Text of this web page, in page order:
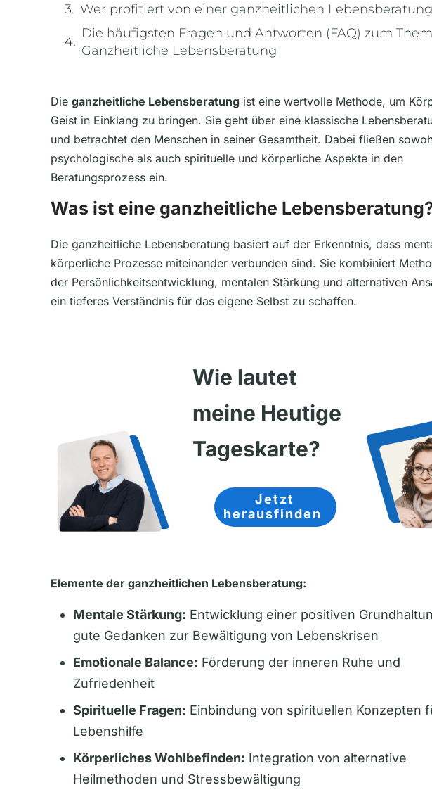
Wer profitiert von einer ganzheitlichen
Die häufigsten Fragen und Antworten (FAQ) zum
Ganzheitliche Lebensberatung
Die ganzheitliche Lebensberatung ist eine wertvolle Methode, um
Geist in Einklang zu bringen. Sie geht über eine klassische
und betrachtet den Menschen in seiner Gesamtheit. Dabei fließen
psychologische als auch spirituelle und körperliche Aspekte in den
Beratungsprozess ein.
Was ist eine ganzheitliche
Die ganzheitliche Lebensberatung basiert auf der Erkenntnis, dass
körperliche Prozesse miteinander verbunden sind. Sie kombiniert
der Persönlichkeitsentwicklung, mentalen Stärkung und alternativen
ein tieferes Verständnis für das eigene Selbst zu schaffen.
Wie lautet
meine Heutige
Tageskarte?
Jetzt
herausfinden
Elemente der ganzheitlichen Lebensberatung:
Mentale Stärkung: Entwicklung einer positiven
gute Gedanken zur Bewältigung von Lebenskrisen
Emotionale Balance: Förderung der inneren Ruhe und
Zufriedenheit
Spirituelle Fragen: Einbindung von spirituellen Konzepten
Lebenshilfe
Körperliches Wohlbefinden: Integration von alternative
Heilmethoden und Stressbewältigung